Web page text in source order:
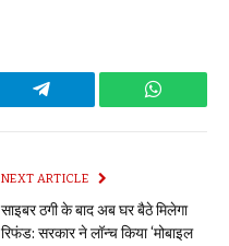
Telegram
NEXT ARTICLE
साइबर ठगी के बाद अब घर बैठे मिलेगा
रिफंड: सरकार ने लॉन्च किया ‘मोबाइल